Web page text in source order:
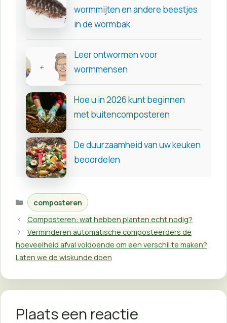
wormmijten en andere beestjes
in de wormbak
Leer ontwormen voor
wormmensen
Hoe u in 2026 kunt beginnen
met buitencomposteren
De duurzaamheid van uw keuken
beoordelen
Categorieën
composteren
Composteren: wat hebben planten echt nodig?
Verminderen automatische composteerders de
hoeveelheid afval voldoende om een ​​verschil te maken?
Laten we de wiskunde doen
Plaats een reactie